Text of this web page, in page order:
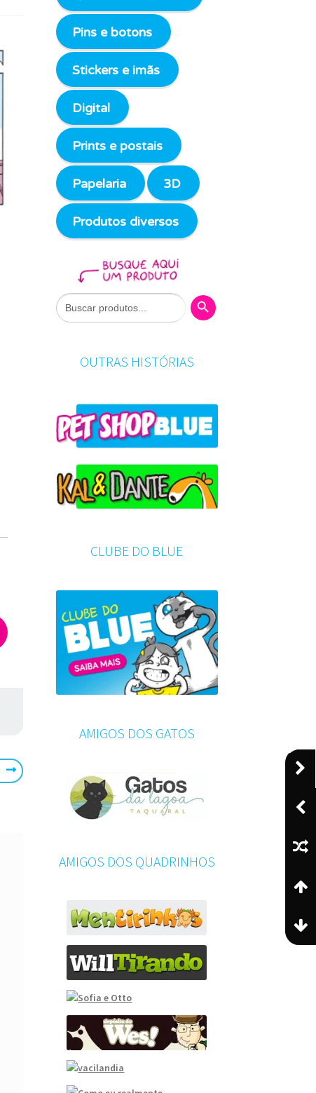
Pins e botons
Stickers e imãs
Digital
Prints e postais
Papelaria 3D
Produtos diversos
Search
for:
Search Button
OUTRAS HISTÓRIAS
CLUBE DO BLUE
AMIGOS DOS GATOS
AMIGOS DOS QUADRINHOS